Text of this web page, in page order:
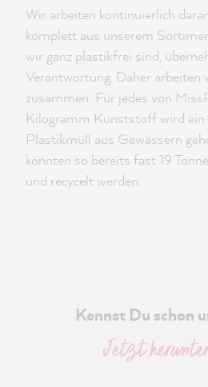
Wir arbeiten kontinuierlich
komplett aus unserem
wir ganz plastikfrei sind,
Verantwortung. Daher arbeiten
zusammen: Für jedes von
Kilogramm Kunststoff wird
Plastikmüll aus Gewässern
konnten so bereits fast 19
und recycelt werden.
Kennst Du schon
Jetzt